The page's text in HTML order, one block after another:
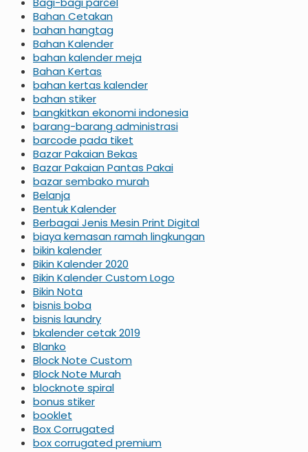
Bahan Cetakan
bahan hangtag
Bahan Kalender
bahan kalender meja
Bahan Kertas
bahan kertas kalender
bahan stiker
bangkitkan ekonomi indonesia
barang-barang administrasi
barcode pada tiket
Bazar Pakaian Bekas
Bazar Pakaian Pantas Pakai
bazar sembako murah
Belanja
Bentuk Kalender
Berbagai Jenis Mesin Print Digital
biaya kemasan ramah lingkungan
bikin kalender
Bikin Kalender 2020
Bikin Kalender Custom Logo
Bikin Nota
bisnis boba
bisnis laundry
bkalender cetak 2019
Blanko
Block Note Custom
Block Note Murah
blocknote spiral
bonus stiker
booklet
Box Corrugated
box corrugated premium